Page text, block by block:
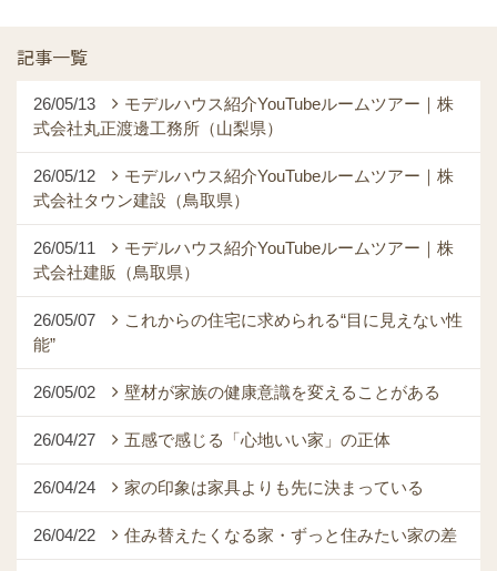
記事一覧
26/05/13
モデルハウス紹介YouTubeルームツアー｜株
式会社丸正渡邊工務所（山梨県）
26/05/12
モデルハウス紹介YouTubeルームツアー｜株
式会社タウン建設（鳥取県）
26/05/11
モデルハウス紹介YouTubeルームツアー｜株
式会社建販（鳥取県）
26/05/07
これからの住宅に求められる“目に見えない性
能”
26/05/02 壁材が家族の健康意識を変えることがある
26/04/27 五感で感じる「心地いい家」の正体
26/04/24 家の印象は家具よりも先に決まっている
26/04/22 住み替えたくなる家・ずっと住みたい家の差